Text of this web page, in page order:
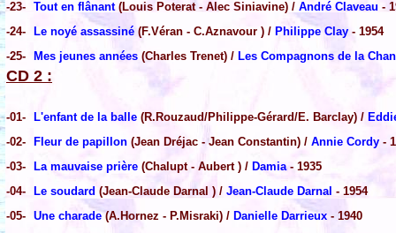
-23- Tout en flânant (Louis Poterat - Alec Siniavine) / André Claveau -
-24- Le noyé assassiné (F.Véran - C.Aznavour ) / Philippe Clay - 1954
-25- Mes jeunes années (Charles Trenet) / Les Compagnons de la
CD 2 :
-01- L'enfant de la balle (R.Rouzaud/Philippe-Gérard/E. Barclay) /
-02- Fleur de papillon (Jean Dréjac - Jean Constantin) / Annie Cordy -
-03- La mauvaise prière (Chalupt - Aubert ) / Damia- 1935
-04- Le soudard (Jean-Claude Darnal ) / Jean-Claude Darnal - 1954
-05- Une charade(A.Hornez - P.Misraki) / Danielle Darrieux - 1940